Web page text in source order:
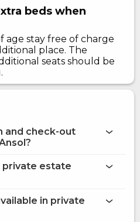
beds when
age stay free of charge
place. The
seats should be
and check-out
estate Ansol
private estate
on the website
in private